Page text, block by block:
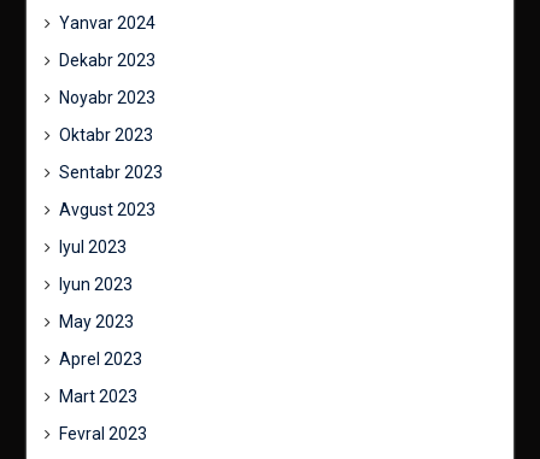
Yanvar 2024
Dekabr 2023
Noyabr 2023
Oktabr 2023
Sentabr 2023
Avgust 2023
Iyul 2023
Iyun 2023
May 2023
Aprel 2023
Mart 2023
Fevral 2023